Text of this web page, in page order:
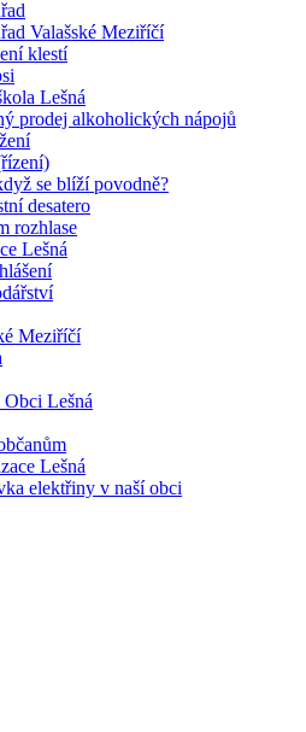
Valašské Meziříčí
klestí
Lešná
prodej alkoholických nápojů
se blíží povodně?
desatero
rozhlase
Lešná
Meziříčí
Lešná
Lešná
elektřiny v naší obci